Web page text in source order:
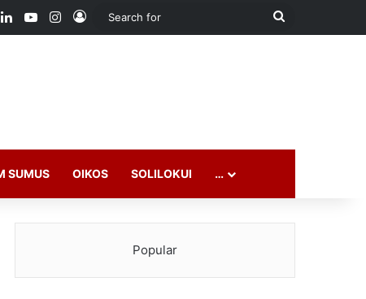
LinkedInYouTubeInstagram
Log In
Search
SUMUS OIKOS SOLILOKUI …
Popular